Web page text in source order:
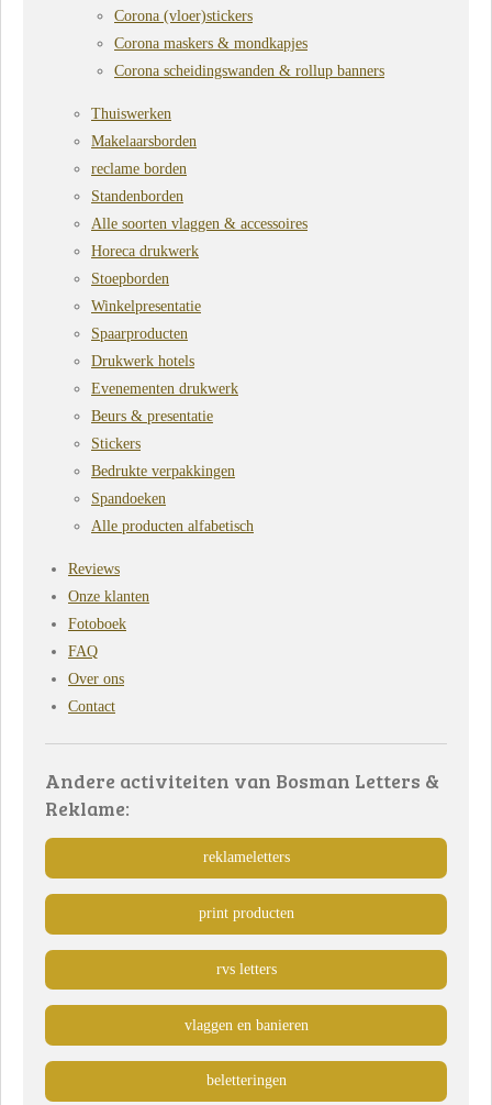
Corona (vloer)stickers
Corona maskers & mondkapjes
Corona scheidingswanden & rollup banners
Thuiswerken
Makelaarsborden
reclame borden
Standenborden
Alle soorten vlaggen & accessoires
Horeca drukwerk
Stoepborden
Winkelpresentatie
Spaarproducten
Drukwerk hotels
Evenementen drukwerk
Beurs & presentatie
Stickers
Bedrukte verpakkingen
Spandoeken
Alle producten alfabetisch
Reviews
Onze klanten
Fotoboek
FAQ
Over ons
Contact
Andere activiteiten van Bosman Letters &
Reklame:
reklameletters
print producten
rvs letters
vlaggen en banieren
beletteringen